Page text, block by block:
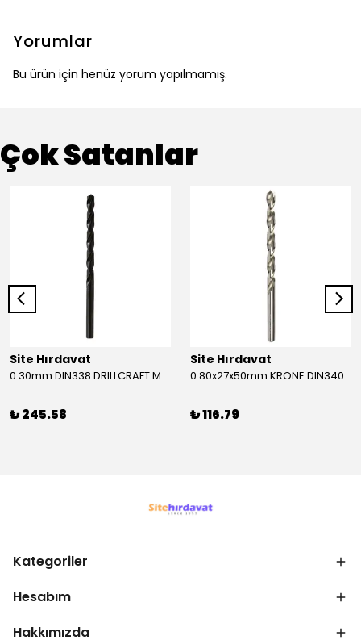
Yorumlar
Bu ürün için henüz yorum yapılmamış.
Çok Satanlar
Site Hırdavat
0.30mm DIN338 DRILLCRAFT MATKAP UCU HSS 10 Adet
₺ 245.58
Site Hırdavat
0.80x27x50mm KRONE DIN340 UZUN MATKAP UCU HSS 10 Adet
₺ 116.79
Kategoriler
Hesabım
Hakkımızda